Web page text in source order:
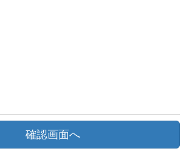
確認画面へ